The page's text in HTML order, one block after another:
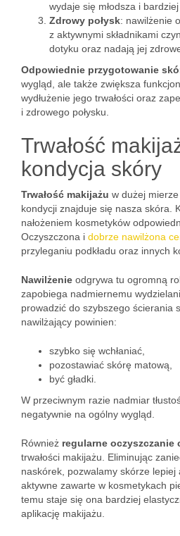
wydaje się młodsza i bardziej
Zdrowy połysk: nawilżenie
z aktywnymi składnikami
dotyku oraz nadają jej
Odpowiednie przygotowanie
wygląd, ale także zwiększa
wydłużenie jego trwałości oraz
i zdrowego połysku.
Trwałość
kondycja skóry
Trwałość makijażu w dużej
kondycji znajduje się nasza skóra.
nałożeniem kosmetyków
Oczyszczona i dobrze nawilżona
przyleganiu podkładu oraz innych
Nawilżenie odgrywa tu ogromną
zapobiega nadmiernemu
prowadzić do szybszego ścierania
nawilżający powinien:
szybko się wchłaniać,
pozostawiać skórę matową,
być gładki.
W przeciwnym razie nadmiar
negatywnie na ogólny wygląd.
Również regularne oczyszczanie
trwałości makijażu. Eliminując
naskórek, pozwalamy skórze lepiej
aktywne zawarte w kosmetykach
temu staje się ona bardziej
aplikację makijażu.